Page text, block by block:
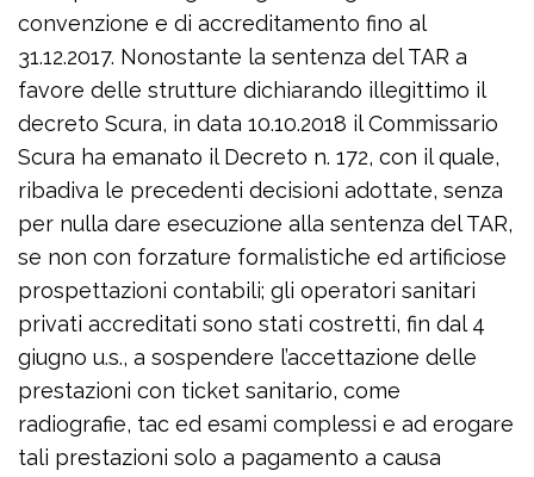
convenzione e di accreditamento fino al
31.12.2017. Nonostante la sentenza del TAR a
favore delle strutture dichiarando illegittimo il
decreto Scura, in data 10.10.2018 il Commissario
Scura ha emanato il Decreto n. 172, con il quale,
ribadiva le precedenti decisioni adottate, senza
per nulla dare esecuzione alla sentenza del TAR,
se non con forzature formalistiche ed artificiose
prospettazioni contabili; gli operatori sanitari
privati accreditati sono stati costretti, fin dal 4
giugno u.s., a sospendere l’accettazione delle
prestazioni con ticket sanitario, come
radiografie, tac ed esami complessi e ad erogare
tali prestazioni solo a pagamento a causa